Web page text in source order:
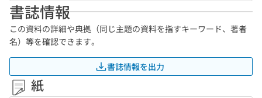
書誌情報
この資料の詳細や典拠（同じ主題の資料を指すキーワード、著者
名）等を確認できます。
書誌情報を出力
紙